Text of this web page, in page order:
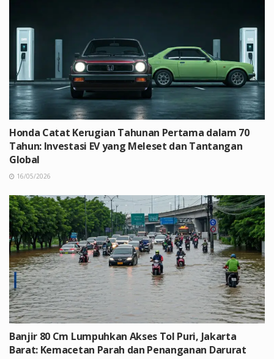
Honda Catat Kerugian Tahunan Pertama dalam 70
Tahun: Investasi EV yang Meleset dan Tantangan
Global
16/05/2026
Banjir 80 Cm Lumpuhkan Akses Tol Puri, Jakarta
Barat: Kemacetan Parah dan Penanganan Darurat